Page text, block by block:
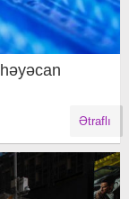
Ətraflı